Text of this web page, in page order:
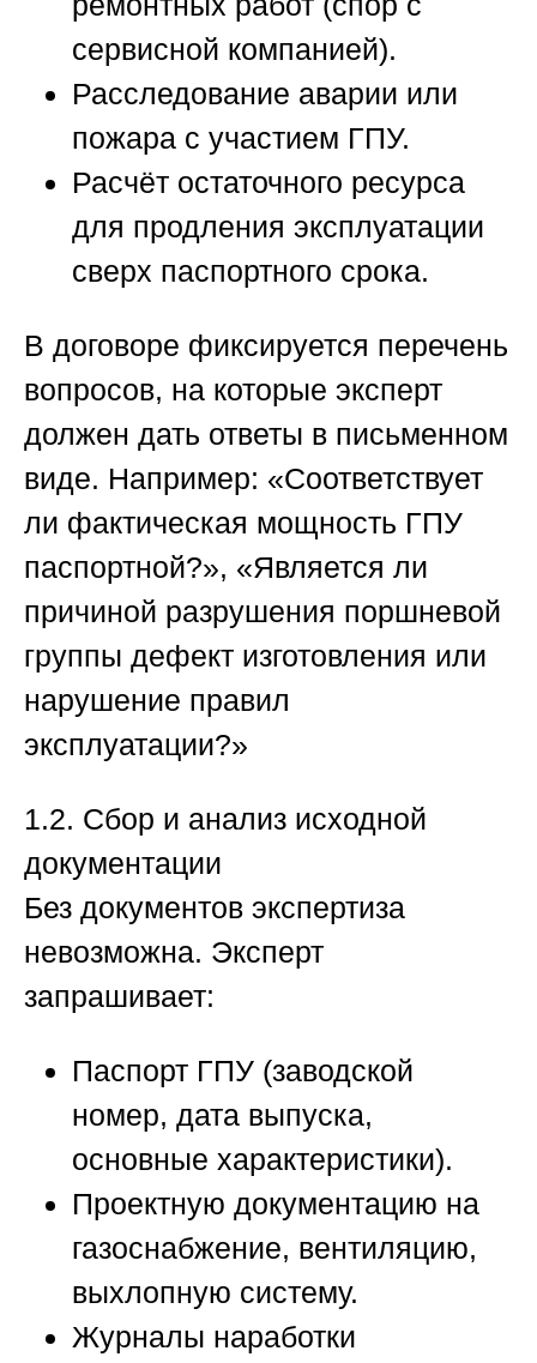
сервисной компанией).
Расследование аварии или
пожара с участием ГПУ.
Расчёт остаточного ресурса
для продления эксплуатации
сверх паспортного срока.
В договоре фиксируется перечень
вопросов, на которые эксперт
должен дать ответы в письменном
виде. Например: «Соответствует
ли фактическая мощность ГПУ
паспортной?», «Является ли
причиной разрушения поршневой
группы дефект изготовления или
нарушение правил
эксплуатации?»
1.2. Сбор и анализ исходной
документации
Без документов экспертиза
невозможна. Эксперт
запрашивает:
Паспорт ГПУ (заводской
номер, дата выпуска,
основные характеристики).
Проектную документацию на
газоснабжение, вентиляцию,
выхлопную систему.
Журналы наработки